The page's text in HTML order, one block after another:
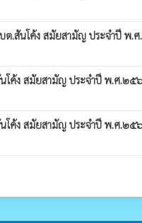
ต.สันโค้ง สมัยสามัญ ประจำปี พ.
โค้ง สมัยสามัญ ประจำปี พ.ศ.๒
โค้ง สมัยสามัญ ประจำปี พ.ศ.๒